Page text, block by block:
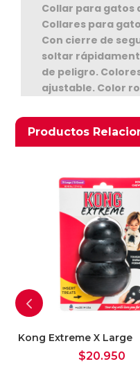
Collar para gatos
Collares para
Con cierre de
soltar
de peligro.
ajustable. Color
entre 20 a 35
Productos
Productos
Kong Extreme X Large
$20.950